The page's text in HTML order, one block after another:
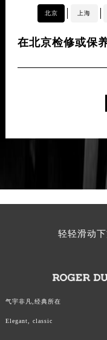
北京 上海
在北京检修或保
轻轻滑动
气宇非凡,经典所在
Elegant, classic